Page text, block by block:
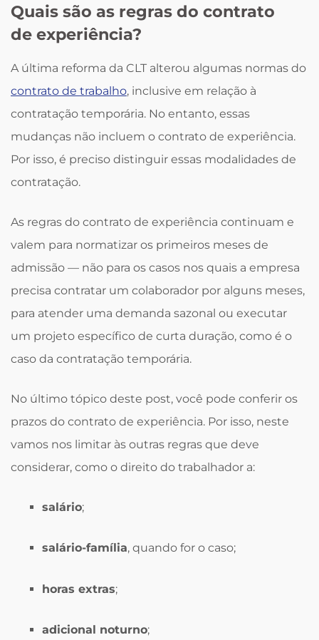
Quais são as regras do contrato
de experiência?
A última reforma da CLT alterou algumas normas do
contrato de trabalho, inclusive em relação à
contratação temporária. No entanto, essas
mudanças não incluem o contrato de experiência.
Por isso, é preciso distinguir essas modalidades de
contratação.
As regras do contrato de experiência continuam e
valem para normatizar os primeiros meses de
admissão — não para os casos nos quais a empresa
precisa contratar um colaborador por alguns meses,
para atender uma demanda sazonal ou executar
um projeto específico de curta duração, como é o
caso da contratação temporária.
No último tópico deste post, você pode conferir os
prazos do contrato de experiência. Por isso, neste
vamos nos limitar às outras regras que deve
considerar, como o direito do trabalhador a:
salário;
salário-família, quando for o caso;
horas extras;
adicional noturno;